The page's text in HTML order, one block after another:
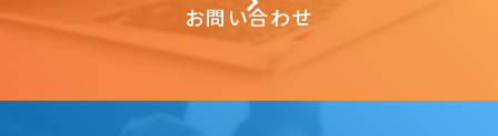
お問い合わせ